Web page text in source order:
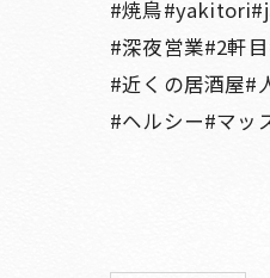
#焼鳥
#深夜営業#2軒
#近くの居酒屋#
#ヘルシー#マッ